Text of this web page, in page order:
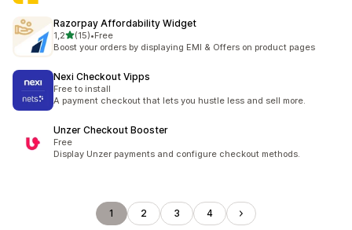
Razorpay Affordability Widget
1,2de 5 estrelas
(15)
15 total de avaliações
•Free
Boost your orders by displaying EMI & Offers on product pages
Nexi Checkout Vipps
Free to install
A payment checkout that lets you hustle less and sell more.
Unzer Checkout Booster
Free
Display Unzer payments and configure checkout methods.
1 2 3 4